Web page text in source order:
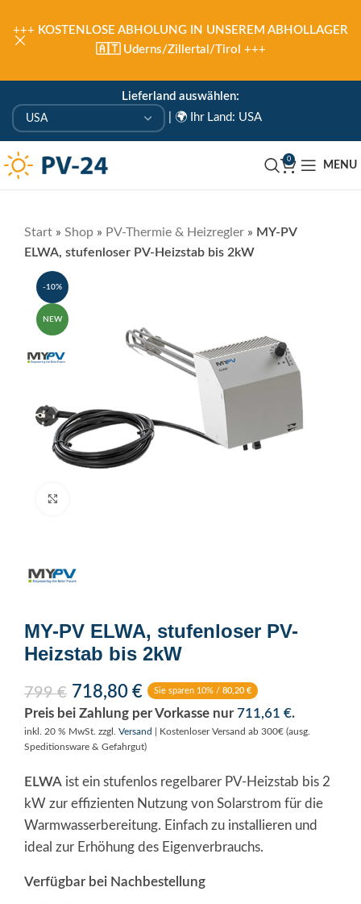
Lieferland auswählen:
🌍 Ihr Land: USA
0
MENU
Start » Shop » PV-Thermie & Heizregler » MY-PV
ELWA, stufenloser PV-Heizstab bis 2kW
-10%
NEW
MY-PV ELWA, stufenloser PV-
Heizstab bis 2kW
799€ 718,80 € Sie sparen 10% / 80,20 €
Preis bei Zahlung per Vorkasse nur711,61 €.
inkl. 20 % MwSt. zzgl. Versand
| Kostenloser Versand ab 300€ (ausg.
Speditionsware & Gefahrgut)
ELWA ist ein stufenlos regelbarer PV-Heizstab bis 2
kW zur effizienten Nutzung von Solarstrom für die
Warmwasserbereitung. Einfach zu installieren und
ideal zur Erhöhung des Eigenverbrauchs.
Verfügbar bei Nachbestellung
+++ KOSTENLOSE ABHOLUNG IN UNSEREM ABHOLLAGER
🇦🇹 Uderns/Zillertal/Tirol +++